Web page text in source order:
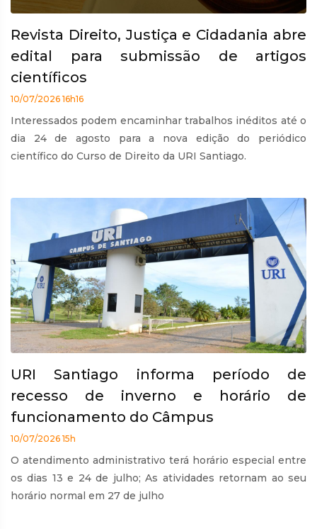
Revista Direito, Justiça e Cidadania abre
edital para submissão de artigos
científicos
10/07/2026 16h16
Interessados podem encaminhar trabalhos inéditos até o
dia 24 de agosto para a nova edição do periódico
científico do Curso de Direito da URI Santiago.
URI Santiago informa período de
recesso de inverno e horário de
funcionamento do Câmpus
10/07/2026 15h
O atendimento administrativo terá horário especial entre
os dias 13 e 24 de julho; As atividades retornam ao seu
horário normal em 27 de julho